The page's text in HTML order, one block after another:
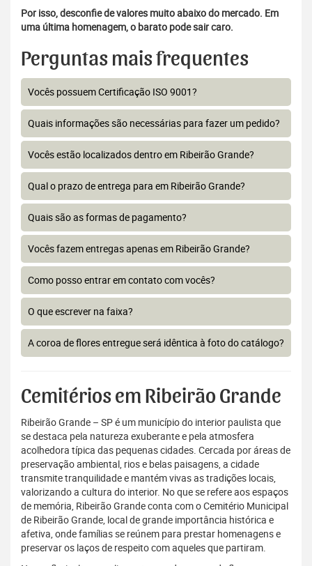
Por isso, desconfie de valores muito abaixo do mercado. Em
uma última homenagem, o barato pode sair caro.
Perguntas mais frequentes
Vocês possuem Certificação ISO 9001?
Quais informações são necessárias para fazer um pedido?
Vocês estão localizados dentro em Ribeirão Grande?
Qual o prazo de entrega para em Ribeirão Grande?
Quais são as formas de pagamento?
Vocês fazem entregas apenas em Ribeirão Grande?
Como posso entrar em contato com vocês?
O que escrever na faixa?
A coroa de flores entregue será idêntica à foto do catálogo?
Cemitérios em Ribeirão Grande
Ribeirão Grande – SP é um município do interior paulista que
se destaca pela natureza exuberante e pela atmosfera
acolhedora típica das pequenas cidades. Cercada por áreas de
preservação ambiental, rios e belas paisagens, a cidade
transmite tranquilidade e mantém vivas as tradições locais,
valorizando a cultura do interior. No que se refere aos espaços
de memória, Ribeirão Grande conta com o Cemitério Municipal
de Ribeirão Grande, local de grande importância histórica e
afetiva, onde famílias se reúnem para prestar homenagens e
preservar os laços de respeito com aqueles que partiram.